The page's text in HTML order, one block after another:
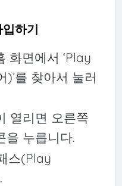
하기
화면에서 ‘Play
)’를 찾아서 눌러
열리면 오른쪽
을 누릅니다.
스(Play